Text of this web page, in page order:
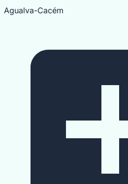
Agualva-Cacém